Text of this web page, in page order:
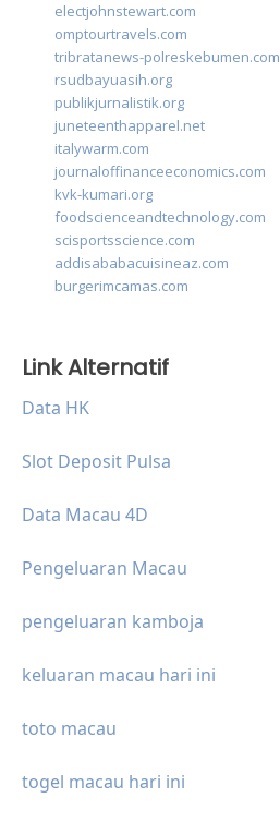
electjohnstewart.com
omptourtravels.com
tribratanews-polreskebumen.com
rsudbayuasih.org
publikjurnalistik.org
juneteenthapparel.net
italywarm.com
journaloffinanceeconomics.com
kvk-kumari.org
foodscienceandtechnology.com
scisportsscience.com
addisababacuisineaz.com
burgerimcamas.com
Link Alternatif
Data HK
Slot Deposit Pulsa
Data Macau 4D
Pengeluaran Macau
pengeluaran kamboja
keluaran macau hari ini
toto macau
togel macau hari ini